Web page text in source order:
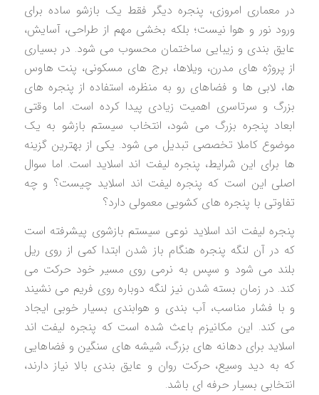
در معماری امروزی، پنجره دیگر فقط یک بازشو ساده برای
ورود نور و هوا نیست؛ بلکه بخشی مهم از طراحی، آسایش،
عایق بندی و زیبایی ساختمان محسوب می شود. در بسیاری
از پروژه های مدرن، ویلاها، برج های مسکونی، پنت هاوس
ها، لابی ها و فضاهای رو به منظره، استفاده از پنجره های
بزرگ و سرتاسری اهمیت زیادی پیدا کرده است. اما وقتی
ابعاد پنجره بزرگ می شود، انتخاب سیستم بازشو به یک
موضوع کاملا تخصصی تبدیل می شود. یکی از بهترین گزینه
ها برای این شرایط، پنجره لیفت اند اسلاید است. اما سوال
اصلی این است که پنجره لیفت اند اسلاید چیست؟ و چه
تفاوتی با پنجره های کشویی معمولی دارد؟
پنجره لیفت اند اسلاید نوعی سیستم بازشوی پیشرفته است
که در آن لنگه پنجره هنگام باز شدن ابتدا کمی از روی ریل
بلند می شود و سپس به نرمی روی مسیر خود حرکت می
کند. در زمان بسته شدن نیز لنگه دوباره روی فریم می نشیند
و با فشار مناسب، آب بندی و هوابندی بسیار خوبی ایجاد
می کند. این مکانیزم باعث شده است که پنجره لیفت اند
اسلاید برای دهانه های بزرگ، شیشه های سنگین و فضاهایی
که به دید وسیع، حرکت روان و عایق بندی بالا نیاز دارند،
انتخابی بسیار حرفه ای باشد.